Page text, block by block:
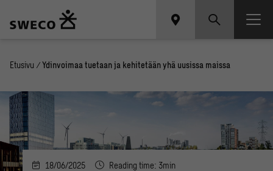
Etusivu / Ydinvoimaa tuetaan ja kehitetään yhä uusissa maissa
18/06/2025 Reading time: 3min